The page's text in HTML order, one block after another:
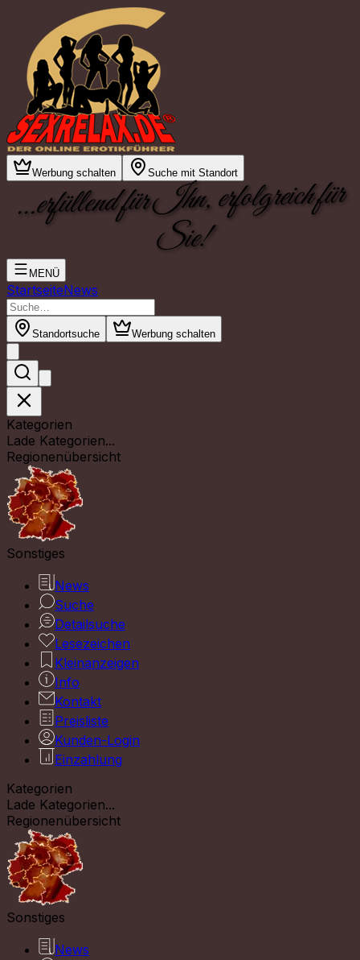
Werbung schalten Suche mit Standort
...erfüllend für Ihn, erfolgreich für
Sie!
MENÜ
StartseiteNews
Standortsuche Werbung schalten
Kategorien
Lade Kategorien...
Regionenübersicht
Sonstiges
News
Suche
Detailsuche
Lesezeichen
Kleinanzeigen
Info
Kontakt
Preisliste
Kunden-Login
Einzahlung
Kategorien
Lade Kategorien...
Regionenübersicht
Sonstiges
News